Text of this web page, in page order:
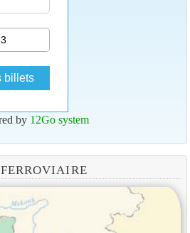
billets
by 12Go system